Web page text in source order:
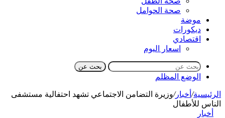
صحة الحوامل
موضة
ديكورات
اقتصادي
اسعار اليوم
بحث عن
الوضع المظلم
الرئيسية/ أخبار/وزيرة التضامن الاجتماعي تشهد احتفالية مستشفى
الناس للأطفال
أخبار